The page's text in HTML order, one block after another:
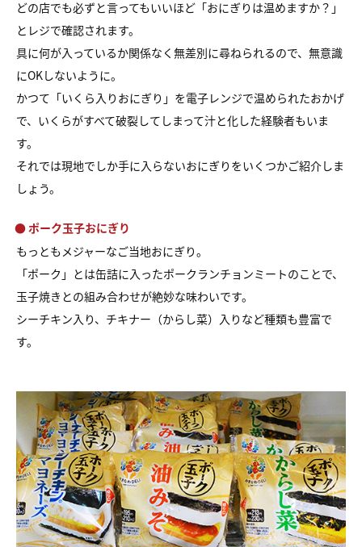
どの店でも必ずと言ってもいいほど「おにぎりは温めますか？」
とレジで確認されます。
具に何が入っているか関係なく無差別に尋ねられるので、無意識
にOKしないように。
かつて「いくら入りおにぎり」を電子レンジで温められたおかげ
で、いくらがすべて破裂してしまって汁と化した経験者もいま
す。
それでは現地でしか手に入らないおにぎりをいくつかご紹介しま
しょう。
● ポーク玉子おにぎり
もっともメジャーなご当地おにぎり。
「ポーク」とは缶詰に入ったポークランチョンミートのことで、
玉子焼きとの組み合わせが絶妙な味わいです。
シーチキン入り、チキナー（からし菜）入りなど種類も豊富で
す。